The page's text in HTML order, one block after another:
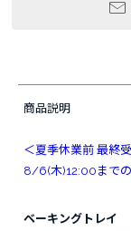
商品説明
＜夏季休業前 最終
8/6(木)12:00まで
ベーキングトレイ